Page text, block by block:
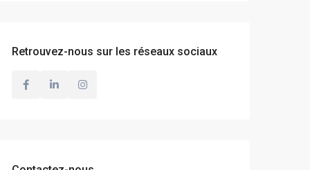
Retrouvez-nous sur les réseaux sociaux